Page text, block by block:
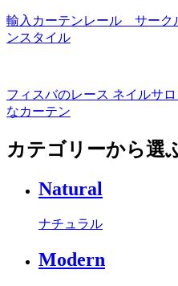
輸入カーテンレール サー
ンスタイル
フィスバのレース ネイルサ
なカーテン
カテゴリーから選
Natural
ナチュラル
Modern